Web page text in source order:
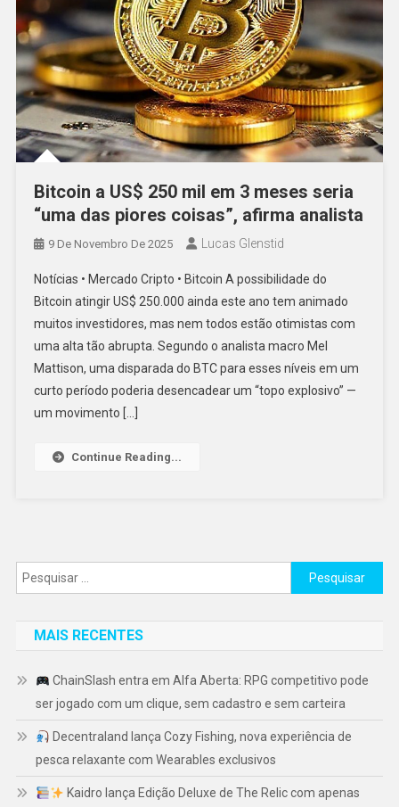
Bitcoin a US$ 250 mil em 3 meses seria
“uma das piores coisas”, afirma analista
9 De Novembro De 2025 Lucas Glenstid
Notícias • Mercado Cripto • Bitcoin A possibilidade do
Bitcoin atingir US$ 250.000 ainda este ano tem animado
muitos investidores, mas nem todos estão otimistas com
uma alta tão abrupta. Segundo o analista macro Mel
Mattison, uma disparada do BTC para esses níveis em um
curto período poderia desencadear um “topo explosivo” —
um movimento […]
Continue Reading...
Pesquisar
por:
MAIS RECENTES
ChainSlash entra em Alfa Aberta: RPG competitivo pode
ser jogado com um clique, sem cadastro e sem carteira
Decentraland lança Cozy Fishing, nova experiência de
pesca relaxante com Wearables exclusivos
Kaidro lança Edição Deluxe de The Relic com apenas